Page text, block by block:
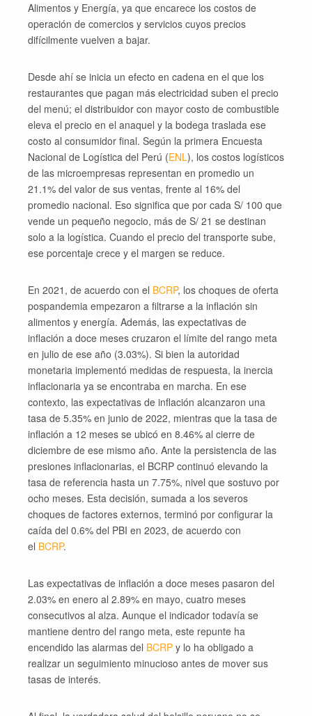
Alimentos y Energía, ya que encarece los costos de
operación de comercios y servicios cuyos precios
difícilmente vuelven a bajar.
Desde ahí se inicia un efecto en cadena en el que los
restaurantes que pagan más electricidad suben el precio
del menú; el distribuidor con mayor costo de combustible
eleva el precio en el anaquel y la bodega traslada ese
costo al consumidor final. Según la primera Encuesta
Nacional de Logística del Perú (ENL), los costos logísticos
de las microempresas representan en promedio un
21.1% del valor de sus ventas, frente al 16% del
promedio nacional. Eso significa que por cada S/ 100 que
vende un pequeño negocio, más de S/ 21 se destinan
solo a la logística. Cuando el precio del transporte sube,
ese porcentaje crece y el margen se reduce.
En 2021, de acuerdo con el BCRP, los choques de oferta
pospandemia empezaron a filtrarse a la inflación sin
alimentos y energía. Además, las expectativas de
inflación a doce meses cruzaron el límite del rango meta
en julio de ese año (3.03%). Si bien la autoridad
monetaria implementó medidas de respuesta, la inercia
inflacionaria ya se encontraba en marcha. En ese
contexto, las expectativas de inflación alcanzaron una
tasa de 5.35% en junio de 2022, mientras que la tasa de
inflación a 12 meses se ubicó en 8.46% al cierre de
diciembre de ese mismo año. Ante la persistencia de las
presiones inflacionarias, el BCRP continuó elevando la
tasa de referencia hasta un 7.75%, nivel que sostuvo por
ocho meses. Esta decisión, sumada a los severos
choques de factores externos, terminó por configurar la
caída del 0.6% del PBI en 2023, de acuerdo con
el BCRP.
Las expectativas de inflación a doce meses pasaron del
2.03% en enero al 2.89% en mayo, cuatro meses
consecutivos al alza. Aunque el indicador todavía se
mantiene dentro del rango meta, este repunte ha
encendido las alarmas del BCRP y lo ha obligado a
realizar un seguimiento minucioso antes de mover sus
tasas de interés.